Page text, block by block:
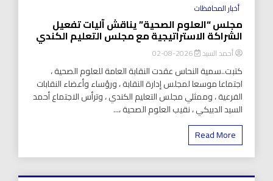
أخبار المحافظات
مجلس “العلوم الصحية” يناقش آليات تفعيل
الشراكة الاستراتيجية مع مجلس التعليم الكندي
أحمد السيد 2026-08-02
كتبت..سمية النحاس عقدت النقابة العامة للعلوم الصحية ،
اجتماعا موسعا لمجلس إدارة النقابة ، ورؤساء وأعضاء النقابات
الفرعية ، وممثلي مجلس التعليم الكندي ، وترأس الاجتماع أحمد
السيد الدبيكي ، نقيب العلوم الصحية ،...
Read More